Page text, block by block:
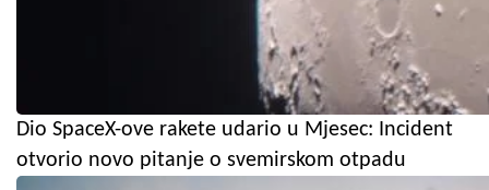
Dio SpaceX-ove rakete udario u Mjesec: Incident
otvorio novo pitanje o svemirskom otpadu